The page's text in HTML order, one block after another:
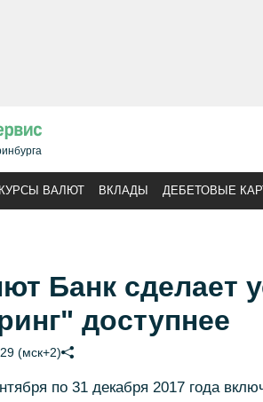
КУРСЫ ВАЛЮТ ВКЛАДЫ ДЕБЕТОВЫЕ
Банк сделает
доступнее
(мск+2)
по 31 декабря 2017 года